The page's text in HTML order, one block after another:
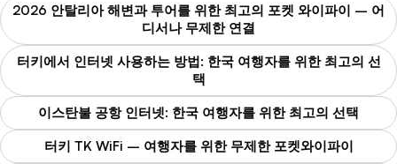
2026 안탈리아 해변과 투어를 위한 최고의 포켓 와이파이 – 어
디서나 무제한 연결
터키에서 인터넷 사용하는 방법: 한국 여행자를 위한 최고의 선
택
이스탄불 공항 인터넷: 한국 여행자를 위한 최고의 선택
터키 TK WiFi – 여행자를 위한 무제한 포켓와이파이